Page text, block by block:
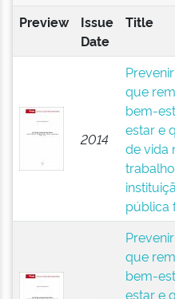
Preview
Issue
Date
Title
2014
que
bem-
estar e
de vida
pública
que
bem-
estar e